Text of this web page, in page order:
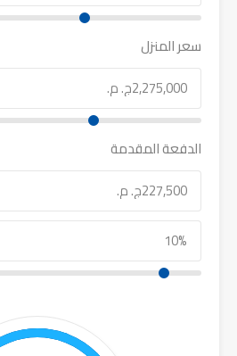
سعر المنزل
الدفعة المقدمة